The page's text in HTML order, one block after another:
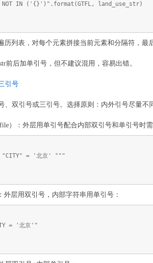
IN ('{}')".format(GTFL, land_use_str)
历列表，对每个元素拼接当前元素和分隔符，最
前后加单引号，但不建议混用，容易出错。
引号
、双引号或三引号。选择原则：内外引号尽量不
）：外层用单引号配合内部双引号和单引号时
"CITY" = '北京' """
层用双引号，内部字符串用单引号：
= '北京'"